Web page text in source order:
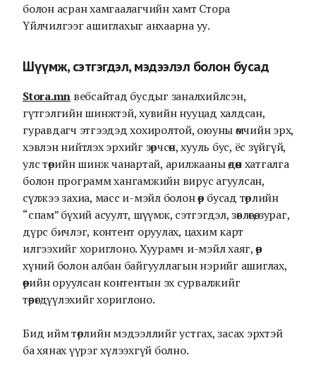
болон асран хамгаалагчийн хамт Стора
Үйлчилгээг ашиглахыг анхаарна уу.
Шүүмж, сэтгэгдэл, мэдээлэл болон бусад
Stora.mn вебсайтад бусдыг заналхийлсэн,
гүтгэлгийн шинжтэй, хувийн нууцад халдсан,
гуравдагч этгээдэд хохиролтой, оюуны өмчийн эрх,
хэвлэн нийтлэх эрхийг зөрчсөн, хууль бус, ёс зүйгүй,
улс төрийн шинж чанартай, арилжааны өдөөн хатгалга
болон программ хангамжийн вирус агуулсан,
сүлжээ захиа, масс и-мэйл болон өөр бусад төрлийн
“спам” бүхий асуулт, шүүмж, сэтгэгдэл, зөвлөгөө, зураг,
дүрс бичлэг, контент оруулах, цахим карт
илгээхийг хориглоно. Хуурамч и-мэйл хаяг, өөр
хүний болон албан байгууллагын нэрийг ашиглах,
өөрийн оруулсан контентын эх сурвалжийг
төөрөгдүүлэхийг хориглоно.
Бид ийм төрлийн мэдээллийг устгах, засах эрхтэй
ба хянах үүрэг хүлээхгүй болно.